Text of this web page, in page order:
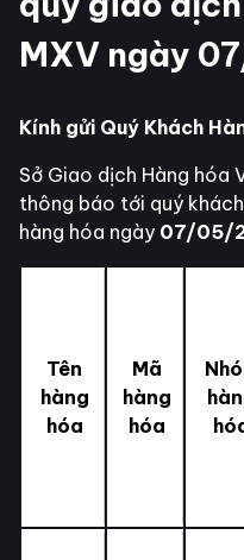
MXV ngày
Kính gửi Quý Khách
Sở Giao dịch Hàng hóa
thông báo tới quý
hàng hóa ngày 07/05/
Tên
hàng
hóa
Mã
hàng
hóa